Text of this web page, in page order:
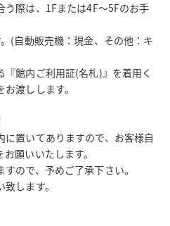
う際は、1Fまたは4F～5Fのお手
(自動販売機：現金、その他：キ
『館内ご利用証(名札)』を着用く
渡しします。
に置いてありますので、お客様自
願いいたします。
ので、予めご了承下さい。
します。